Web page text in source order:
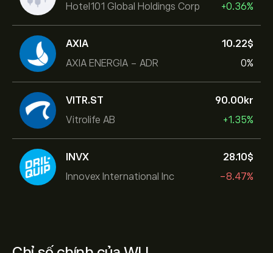
Hotel101 Global Holdings Corp
+0.36%
AXIA
AXIA ENERGIA - ADR
10.22‎$‎
0%
VITR.ST
Vitrolife AB
90.00‎kr‎
+1.35%
INVX
Innovex International Inc
28.10‎$‎
-8.47%